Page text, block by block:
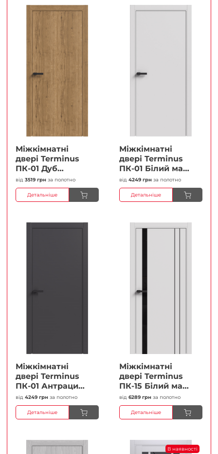
Міжкімнатні
двері Terminus
ПК-01 Дуб
античний Глухі
Плівка
від 3519 грн за полотно
Детальніше
Міжкімнатні
двері Terminus
ПК-01 Білий мат
(Термінус) Глухі
Плівка
від 4249 грн за полотно
Детальніше
Міжкімнатні
двері Terminus
ПК-01 Антрацит
(п/п) Глухі
Плівка
від 4249 грн за полотно
Детальніше
Міжкімнатні
двері Terminus
ПК-15 Білий мат
(Термінус) Чорне
скло Плівка
від 6289 грн за полотно
Детальніше
В наявності